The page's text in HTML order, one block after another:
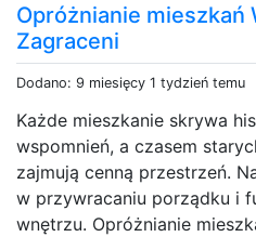
Opróżnianie mieszkań
Zagraceni
Dodano: 9 miesięcy 1 tydzień temu
Każde mieszkanie skrywa
wspomnień, a czasem
zajmują cenną przestrzeń.
w przywracaniu porządku i
wnętrzu. Opróżnianie